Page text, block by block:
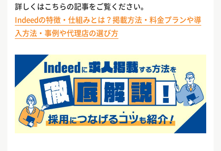
詳しくはこちらの記事をご覧ください。
Indeedの特徴・仕組みとは？掲載方法・料金プランや導
入方法・事例や代理店の選び方